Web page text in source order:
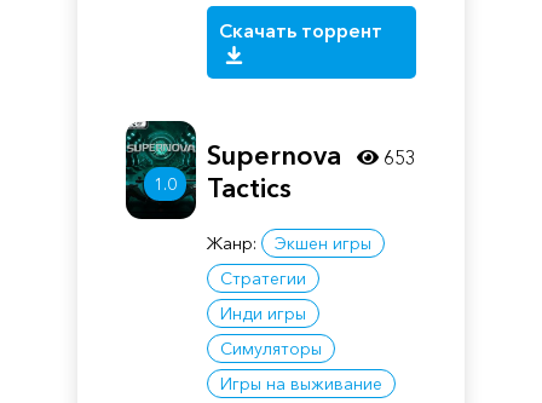
Скачать торрент
1.0
Supernova
Tactics
Жанр:
Экшен игры
Стратегии
Инди игры
Симуляторы
Игры на выживание
653